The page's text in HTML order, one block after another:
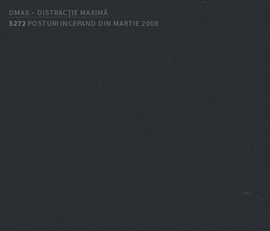
DMAX – DISTRACŢIE MAXIMĂ
5272 POSTURI INCEPAND DIN MARTIE 2008